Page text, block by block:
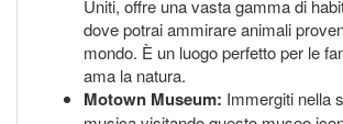
Uniti, offre una vasta gamma di
dove potrai ammirare animali
mondo. È un luogo perfetto per le
ama la natura.
Motown Museum: Immergiti nella